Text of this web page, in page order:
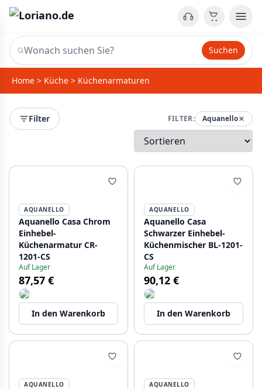
Suchen
Home > Küche > Küchenarmaturen
Filter FILTER: Aquanello
AQUANELLO
Aquanello Casa Chrom
Einhebel-
Küchenarmatur CR-
1201-CS
Auf Lager
87,57 €
In den Warenkorb
AQUANELLO
Aquanello Casa
Schwarzer Einhebel-
Küchenmischer BL-1201-
CS
Auf Lager
90,12 €
In den Warenkorb
AQUANELLO AQUANELLO